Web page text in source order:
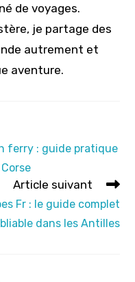
de voyages.
je partage des
autrement et
aventure.
ferry : guide pratique
Article suivant
Fr : le guide complet
dans les Antilles